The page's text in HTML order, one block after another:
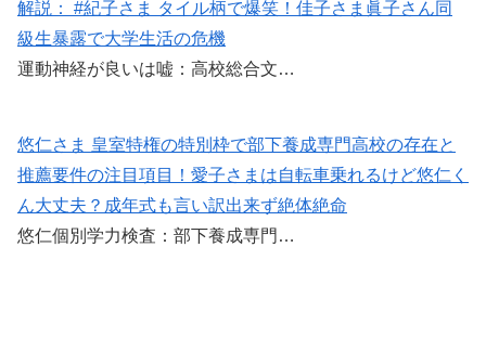
解説： #紀子さま タイル柄で爆笑！佳子さま眞子さん同
級生暴露で大学生活の危機
運動神経が良いは嘘：高校総合文…
悠仁さま 皇室特権の特別枠で部下養成専門高校の存在と
推薦要件の注目項目！愛子さまは自転車乗れるけど悠仁く
ん大丈夫？成年式も言い訳出来ず絶体絶命
悠仁個別学力検査：部下養成専門…